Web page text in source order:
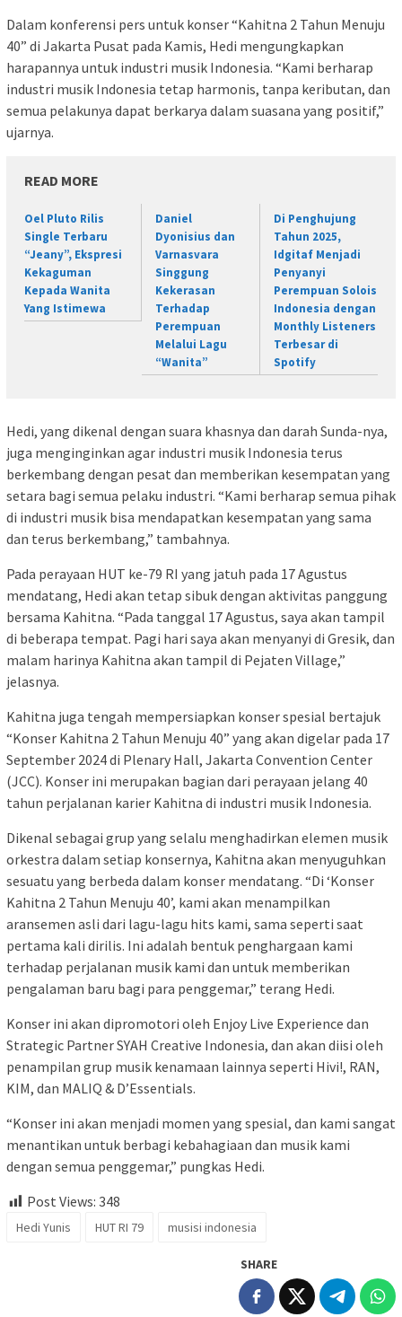
Dalam konferensi pers untuk konser “Kahitna 2 Tahun Menuju
40” di Jakarta Pusat pada Kamis, Hedi mengungkapkan
harapannya untuk industri musik Indonesia. “Kami berharap
industri musik Indonesia tetap harmonis, tanpa keributan, dan
semua pelakunya dapat berkarya dalam suasana yang positif,”
ujarnya.
READ MORE
Oel Pluto Rilis
Single Terbaru
“Jeany”, Ekspresi
Kekaguman
Kepada Wanita
Yang Istimewa
Daniel
Dyonisius dan
Varnasvara
Singgung
Kekerasan
Terhadap
Perempuan
Melalui Lagu
“Wanita”
Di Penghujung
Tahun 2025,
Idgitaf Menjadi
Penyanyi
Perempuan Solois
Indonesia dengan
Monthly Listeners
Terbesar di
Spotify
Hedi, yang dikenal dengan suara khasnya dan darah Sunda-nya,
juga menginginkan agar industri musik Indonesia terus
berkembang dengan pesat dan memberikan kesempatan yang
setara bagi semua pelaku industri. “Kami berharap semua pihak
di industri musik bisa mendapatkan kesempatan yang sama
dan terus berkembang,” tambahnya.
Pada perayaan HUT ke-79 RI yang jatuh pada 17 Agustus
mendatang, Hedi akan tetap sibuk dengan aktivitas panggung
bersama Kahitna. “Pada tanggal 17 Agustus, saya akan tampil
di beberapa tempat. Pagi hari saya akan menyanyi di Gresik, dan
malam harinya Kahitna akan tampil di Pejaten Village,”
jelasnya.
Kahitna juga tengah mempersiapkan konser spesial bertajuk
“Konser Kahitna 2 Tahun Menuju 40” yang akan digelar pada 17
September 2024 di Plenary Hall, Jakarta Convention Center
(JCC). Konser ini merupakan bagian dari perayaan jelang 40
tahun perjalanan karier Kahitna di industri musik Indonesia.
Dikenal sebagai grup yang selalu menghadirkan elemen musik
orkestra dalam setiap konsernya, Kahitna akan menyuguhkan
sesuatu yang berbeda dalam konser mendatang. “Di ‘Konser
Kahitna 2 Tahun Menuju 40’, kami akan menampilkan
aransemen asli dari lagu-lagu hits kami, sama seperti saat
pertama kali dirilis. Ini adalah bentuk penghargaan kami
terhadap perjalanan musik kami dan untuk memberikan
pengalaman baru bagi para penggemar,” terang Hedi.
Konser ini akan dipromotori oleh Enjoy Live Experience dan
Strategic Partner SYAH Creative Indonesia, dan akan diisi oleh
penampilan grup musik kenamaan lainnya seperti Hivi!, RAN,
KIM, dan MALIQ & D’Essentials.
“Konser ini akan menjadi momen yang spesial, dan kami sangat
menantikan untuk berbagi kebahagiaan dan musik kami
dengan semua penggemar,” pungkas Hedi.
Post Views: 348
Hedi Yunis HUT RI 79 musisi indonesia
SHARE